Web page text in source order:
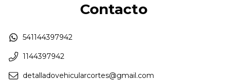
Contacto
541144397942
1144397942
detalladovehicularcortes@gmail.com